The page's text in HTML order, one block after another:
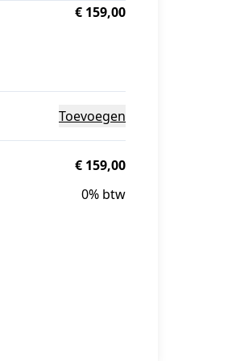
€ 159,00
Toevoegen
€ 159,00
0% btw